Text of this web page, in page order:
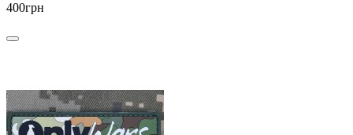
400грн